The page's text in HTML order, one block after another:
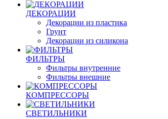
ДЕКОРАЦИИ
Декорации из пластика
Грунт
Декорации из силикона
ФИЛЬТРЫ
Фильтры внутренние
Фильтры внешние
КОМПРЕССОРЫ
СВЕТИЛЬНИКИ